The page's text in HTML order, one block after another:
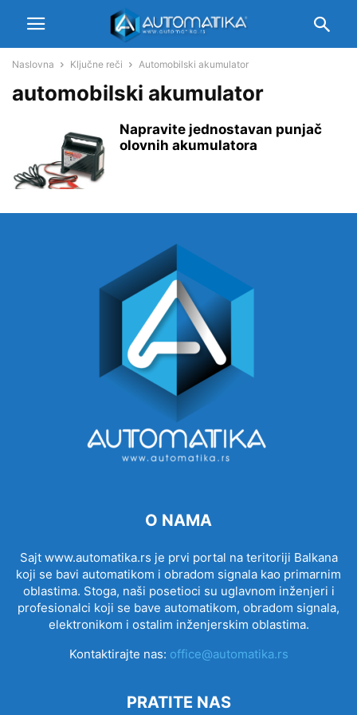
Naslovna Ključne reči Automobilski akumulator
automobilski akumulator
Napravite jednostavan punjač
olovnih akumulatora
O NAMA
Sajt www.automatika.rs je prvi portal na teritoriji Balkana
koji se bavi automatikom i obradom signala kao primarnim
oblastima. Stoga, naši posetioci su uglavnom inženjeri i
profesionalci koji se bave automatikom, obradom signala,
elektronikom i ostalim inženjerskim oblastima.
Kontaktirajte nas: office@automatika.rs
PRATITE NAS